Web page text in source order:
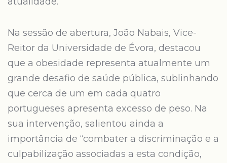
Na sessão de abertura, João Nabais, Vice-
Reitor da Universidade de Évora, destacou
que a obesidade representa atualmente um
grande desafio de saúde pública, sublinhando
que cerca de um em cada quatro
portugueses apresenta excesso de peso. Na
sua intervenção, salientou ainda a
importância de “combater a discriminação e a
culpabilização associadas a esta condição,